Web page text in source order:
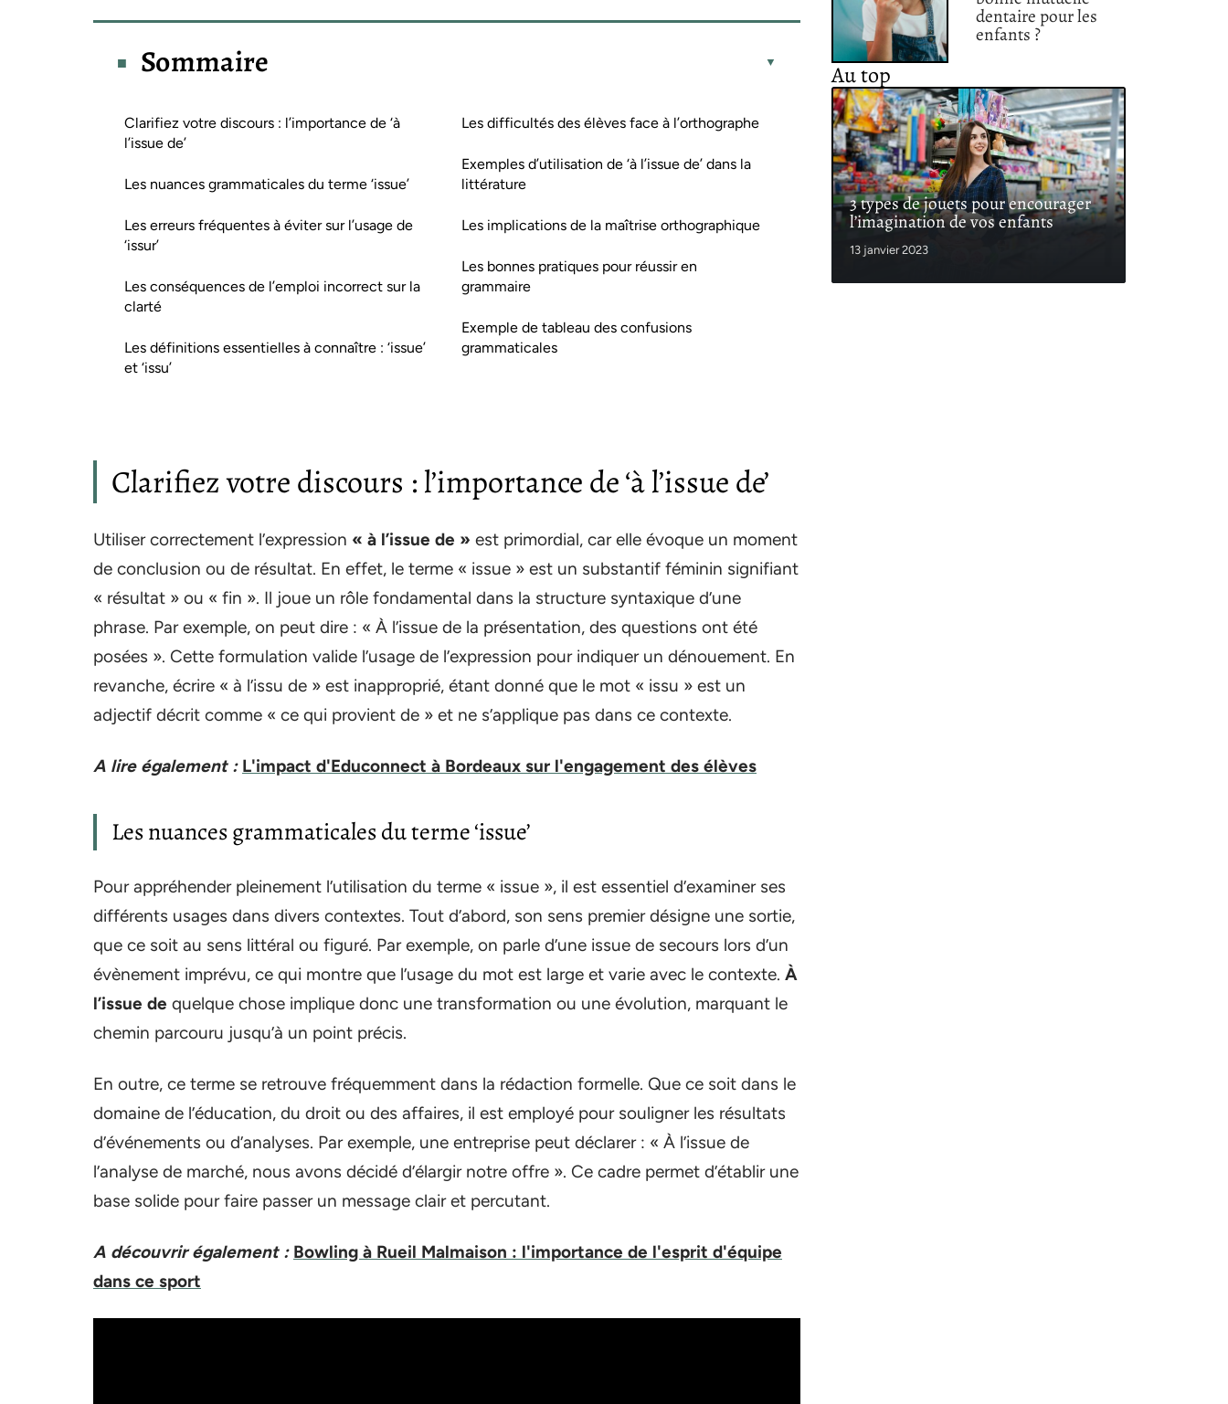
Sommaire
Clarifiez votre discours : l’importance de ‘à
l’issue de’
Les nuances grammaticales du terme ‘issue’
Les erreurs fréquentes à éviter sur l’usage de
‘issur’
Les conséquences de l’emploi incorrect sur la
clarté
Les définitions essentielles à connaître : ‘issue’
et ‘issu’
Les difficultés des élèves face à l’orthographe
Exemples d’utilisation de ‘à l’issue de’ dans la
littérature
Les implications de la maîtrise orthographique
Les bonnes pratiques pour réussir en
grammaire
Exemple de tableau des confusions
grammaticales
Clarifiez votre discours : l’importance de ‘à l’issue de’
Utiliser correctement l’expression « à l’issue de » est primordial, car elle évoque un moment
de conclusion ou de résultat. En effet, le terme « issue » est un substantif féminin signifiant
« résultat » ou « fin ». Il joue un rôle fondamental dans la structure syntaxique d’une
phrase. Par exemple, on peut dire : « À l’issue de la présentation, des questions ont été
posées ». Cette formulation valide l’usage de l’expression pour indiquer un dénouement. En
revanche, écrire « à l’issu de » est inapproprié, étant donné que le mot « issu » est un
adjectif décrit comme « ce qui provient de » et ne s’applique pas dans ce contexte.
A lire également : L'impact d'Educonnect à Bordeaux sur l'engagement des élèves
Les nuances grammaticales du terme ‘issue’
Pour appréhender pleinement l’utilisation du terme « issue », il est essentiel d’examiner ses
différents usages dans divers contextes. Tout d’abord, son sens premier désigne une sortie,
que ce soit au sens littéral ou figuré. Par exemple, on parle d’une issue de secours lors d’un
évènement imprévu, ce qui montre que l’usage du mot est large et varie avec le contexte. À
l’issue de quelque chose implique donc une transformation ou une évolution, marquant le
chemin parcouru jusqu’à un point précis.
En outre, ce terme se retrouve fréquemment dans la rédaction formelle. Que ce soit dans le
domaine de l’éducation, du droit ou des affaires, il est employé pour souligner les résultats
d’événements ou d’analyses. Par exemple, une entreprise peut déclarer : « À l’issue de
l’analyse de marché, nous avons décidé d’élargir notre offre ». Ce cadre permet d’établir une
base solide pour faire passer un message clair et percutant.
A découvrir également : Bowling à Rueil Malmaison : l'importance de l'esprit d'équipe
dans ce sport
dentaire pour les
enfants ?
Au top
3 types de jouets pour encourager
l’imagination de vos enfants
13 janvier 2023